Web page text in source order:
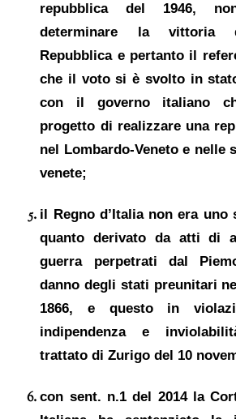
repubblica del 1946,
determinare la vittoria
Repubblica e pertanto il
che il voto si è svolto in
con il governo italiano
progetto di realizzare una
nel Lombardo-Veneto e nelle
venete;
il Regno d’Italia non era
quanto derivato da atti di
guerra perpetrati dal
dannodegli stati preunitari
1866, e questo in
indipendenza e
trattato di Zurigo del 10
con sent. n.1 del 2014 la